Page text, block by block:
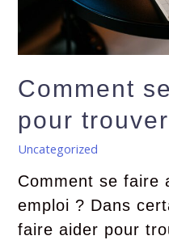
Comment
pour
Uncategorized
Comment se faire
emploi ? Dans
faire aider pour